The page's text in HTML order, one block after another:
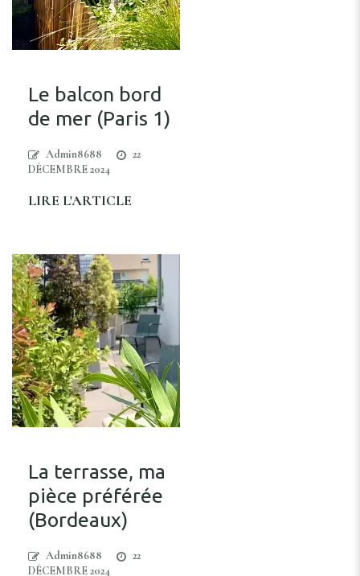
Le balcon bord
de mer (Paris 1)
Admin8688
22
DÉCEMBRE 2024
LIRE L'ARTICLE
La terrasse, ma
pièce préférée
(Bordeaux)
Admin8688
22
DÉCEMBRE 2024